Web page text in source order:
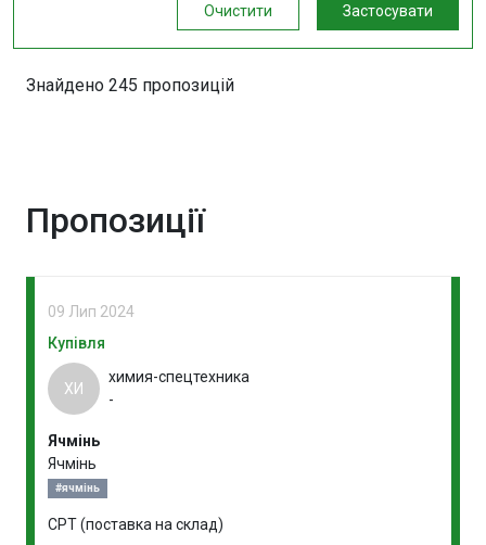
Очистити Застосувати
Знайдено 245 пропозицій
Пропозиції
09 Лип 2024
Купівля
ХИ
химия-спецтехника
-
Ячмінь
Ячмінь
#ячмінь
CPT (поставка на склад)